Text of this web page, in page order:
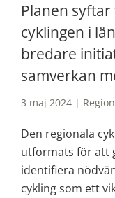
Planen
cyklingen i
bredare
samverkan
3 maj 2024 |
Den regionala
utformats för att
identifiera
cykling som ett